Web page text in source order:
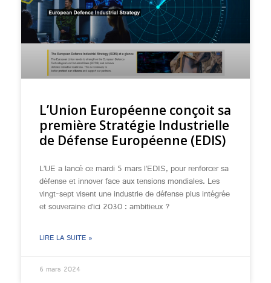
L’Union Européenne conçoit sa
première Stratégie Industrielle
de Défense Européenne (EDIS)
L’UE a lancé ce mardi 5 mars l’EDIS, pour renforcer sa
défense et innover face aux tensions mondiales. Les
vingt-sept visent une industrie de défense plus intégrée
et souveraine d’ici 2030 : ambitieux ?
LIRE LA SUITE »
6 mars 2024